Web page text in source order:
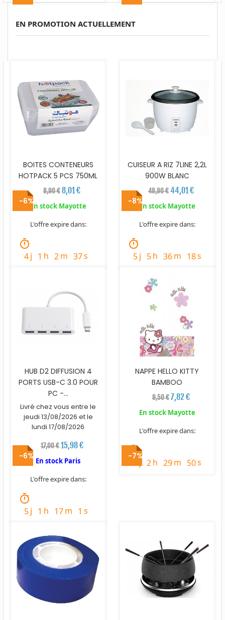
EN PROMOTION ACTUELLEMENT
BOITES CONTENEURS
HOTPACK 5 PCS 750ML
8,90 €8,01 €
En stock Mayotte
L'offre expire dans:
timer
4j 1 h 2m 36s
CUISEUR A RIZ 7LINE 2,2L
900W BLANC
48,90 € 44,01 €
En stock Mayotte
L'offre expire dans:
timer
5j 5h 36m 17s
-6%
HUB D2 DIFFUSION 4
PORTS USB-C 3.0 POUR
PC -...
Livré chez vous entre le
jeudi 13/08/2026 et le
lundi 17/08/2026
17,00 € 15,98 €
En stock Paris
L'offre expire dans:
timer
5j 1 h 17m 0 s
-8%
NAPPE HELLO KITTY
BAMBOO
8,50 € 7,82 €
En stock Mayotte
L'offre expire dans:
timer
3 2h 29m 49s
-6% -7%